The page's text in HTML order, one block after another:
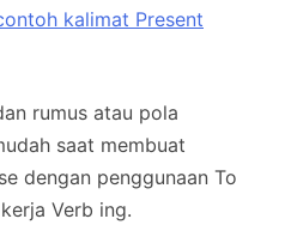
kalimat Present
rumus atau pola
saat membuat
dengan penggunaan To
Verb ing.